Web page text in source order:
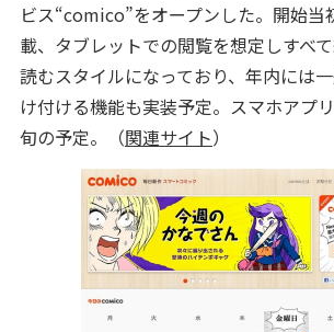
ビス“comico”をオープンした。開始当
載、タブレットでの閲覧を想定しすべ
読むスタイルになっており、年内には
け付ける機能も実装予定。スマホアプ
旬の予定。（関連サイト）